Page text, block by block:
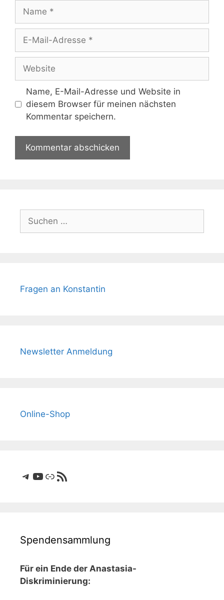
Name
Adresse
Website
Name, E-Mail-Adresse und Website in
diesem Browser für meinen nächsten
Kommentar speichern.
nach:
Fragen an Konstantin
Newsletter Anmeldung
Online-Shop
Telegram
YouTube
LinkRSS-Feed
Spendensammlung
Für ein Ende der Anastasia-
Diskriminierung: